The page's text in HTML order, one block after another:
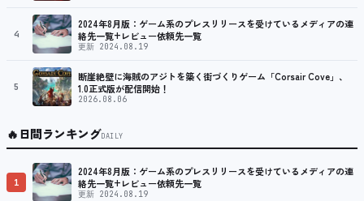
4
2024年8月版：ゲーム系のプレスリリースを受けているメディアの連
絡先一覧+レビュー依頼先一覧
更新 2024.08.19
5
断崖絶壁に海賊のアジトを築く街づくりゲーム「Corsair Cove」、
1.0正式版が配信開始！
2026.08.06
🔥日間ランキングDAILY
1
2024年8月版：ゲーム系のプレスリリースを受けているメディアの連
絡先一覧+レビュー依頼先一覧
更新 2024.08.19